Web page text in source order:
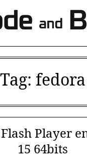
Tag: fedora
Player
15 64bits